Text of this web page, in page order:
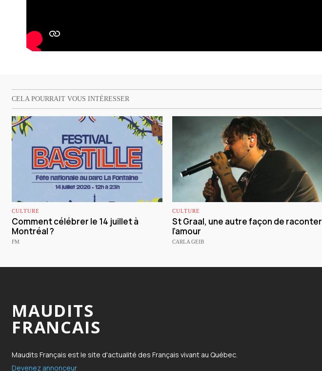
CELA POURRAIT VOUS INTÉRESSER
CULTURE
Comment célébrer le 14 juillet à
Montréal ?
FM
CULTURE
St Graal, une autre façon de raconter
l’amour
CARLA GEIB
MAUDITS
FRANCAIS
Maudits Français est le site d'actualité des Français vivant au Québec.
Devenez annonceur